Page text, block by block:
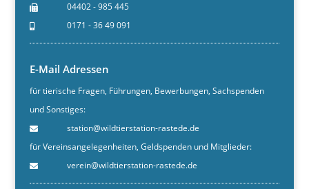
04402 - 985 445
0171 - 36 49 091
E-Mail Adressen
für tierische Fragen, Führungen, Bewerbungen, Sachspenden
und Sonstiges:
station@wildtierstation-rastede.de
für Vereinsangelegenheiten, Geldspenden und Mitglieder:
verein@wildtierstation-rastede.de